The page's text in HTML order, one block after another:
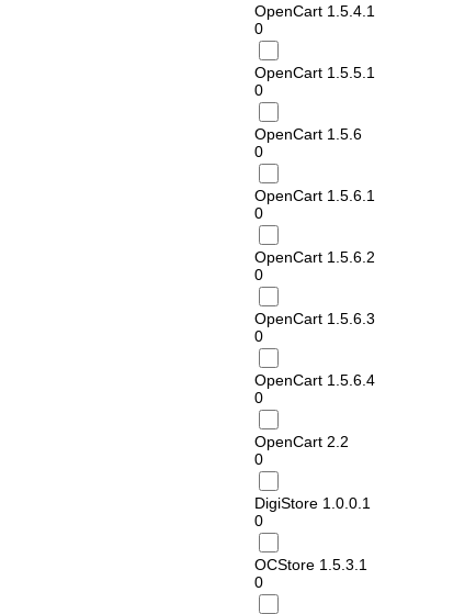
OpenCart 1.5.4.1
0
OpenCart 1.5.5.1
0
OpenCart 1.5.6
0
OpenCart 1.5.6.1
0
OpenCart 1.5.6.2
0
OpenCart 1.5.6.3
0
OpenCart 1.5.6.4
0
OpenCart 2.2
0
DigiStore 1.0.0.1
0
OCStore 1.5.3.1
0